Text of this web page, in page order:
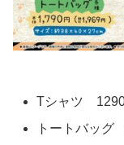
Tシャツ 1290
トートバッ